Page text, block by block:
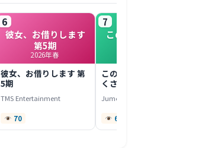
6
彼女、お借りします
第5期
2026年春
彼女、お借りします 第
5期
TMS Entertainment
70
7
このヒーラー、めん
このヒーラー、めんど
くさい
Jumondou
67